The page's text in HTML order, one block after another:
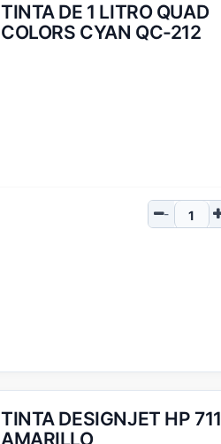
TINTA DE 1 LITRO QUAD
COLORS CYAN QC-212
TINTA DESIGNJET HP 711
AMARILLO